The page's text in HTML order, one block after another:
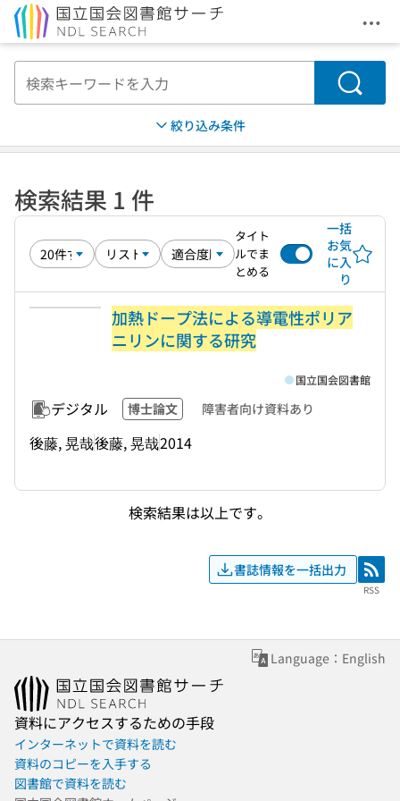
メ
検索
絞り込み条件
検索結果 1 件
タイト
ルでま
とめる
一括
お気
に入
り
加熱ドープ法による導電性ポリア
ニリンに関する研究
デジタル 博士論文 障害者向け資料あり
後藤, 晃哉後藤, 晃哉2014
国立国会図書館
検索結果は以上です。
書誌情報を一括出力 RSS
RSS
Language：English
資料にアクセスするための手段
インターネットで資料を読む
資料のコピーを入手する
図書館で資料を読む